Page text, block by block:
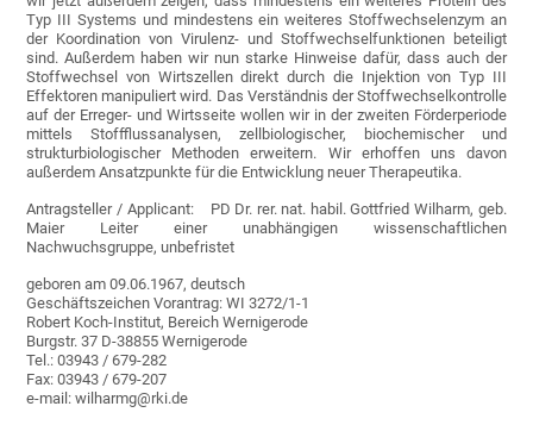
Typ III Systems und mindestens ein weiteres Stoffwechselenzym an
der Koordination von Virulenz- und Stoffwechselfunktionen beteiligt
sind. Außerdem haben wir nun starke Hinweise dafür, dass auch der
Stoffwechsel von Wirtszellen direkt durch die Injektion von Typ III
Effektoren manipuliert wird. Das Verständnis der Stoffwechselkontrolle
auf der Erreger- und Wirtsseite wollen wir in der zweiten Förderperiode
mittels Stoffflussanalysen, zellbiologischer, biochemischer und
strukturbiologischer Methoden erweitern. Wir erhoffen uns davon
außerdem Ansatzpunkte für die Entwicklung neuer Therapeutika.
Antragsteller / Applicant: PD Dr. rer. nat. habil. Gottfried Wilharm, geb.
Maier Leiter einer unabhängigen wissenschaftlichen
Nachwuchsgruppe, unbefristet
geboren am 09.06.1967, deutsch
Geschäftszeichen Vorantrag: WI 3272/1-1
Robert Koch-Institut, Bereich Wernigerode
Burgstr. 37 D-38855 Wernigerode
Tel.: 03943 / 679-282
Fax: 03943 / 679-207
e-mail: wilharmg@rki.de